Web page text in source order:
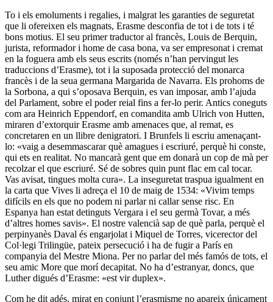
To i els emoluments i regalies, i malgrat les garanties de seguretat
que li ofereixen els magnats, Erasme desconfia de tot i de tots i té
bons motius. El seu primer traductor al francès, Louis de Berquin,
jurista, reformador i home de casa bona, va ser empresonat i cremat
en la foguera amb els seus escrits (només n’han pervingut les
traduccions d’Erasme), tot i la suposada protecció del monarca
francès i de la seua germana Margarida de Navarra. Els prohoms de
la Sorbona, a qui s’oposava Berquin, es van imposar, amb l’ajuda
del Parlament, sobre el poder reial fins a fer-lo perir. Antics coneguts
com ara Heinrich Eppendorf, en comandita amb Ulrich von Hutten,
miraren d’extorquir Erasme amb amenaces que, al remat, es
concretaren en un llibre denigratori. I Brunfels li escriu amenaçant-
lo: «vaig a desemmascarar què amagues i escriuré, perquè hi conste,
qui ets en realitat. No mancarà gent que em donarà un cop de mà per
recolzar el que escriuré. Sé de sobres quin punt flac em cal tocar.
Vas avisat, tingues molta cura». La inseguretat traspua igualment en
la carta que Vives li adreça el 10 de maig de 1534: «Vivim temps
difícils en els que no podem ni parlar ni callar sense risc. En
Espanya han estat detinguts Vergara i el seu germà Tovar, a més
d’altres homes savis». El nostre valencià sap de què parla, perquè el
perpinyanès Daval és engarjolat i Miquel de Torres, vicerector del
Col·legi Trilingüe, pateix persecució i ha de fugir a París en
companyia del Mestre Miona. Per no parlar del més famós de tots, el
seu amic More que morí decapitat. No ha d’estranyar, doncs, que
Luther digués d’Erasme: «est vir duplex».
Com he dit adés, mirat en conjunt l’erasmisme no apareix únicament